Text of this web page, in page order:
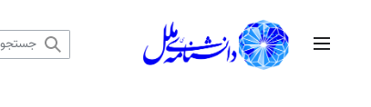
منوی اصلی